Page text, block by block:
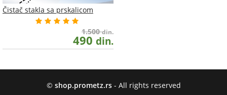
Čistač stakla sa prskalicom
1.500din.
490 din.
© shop.prometz.rs- All rights reserved